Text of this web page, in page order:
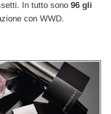
In tutto sono 96 gli
con WWD.